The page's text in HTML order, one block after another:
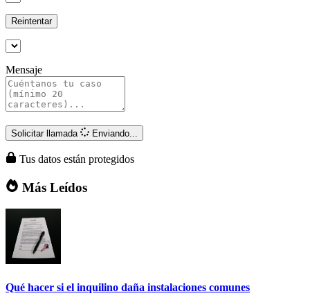
Reintentar
Mensaje
Solicitar llamada Enviando...
Tus datos están protegidos
Más Leídos
Qué hacer si el inquilino daña instalaciones comunes